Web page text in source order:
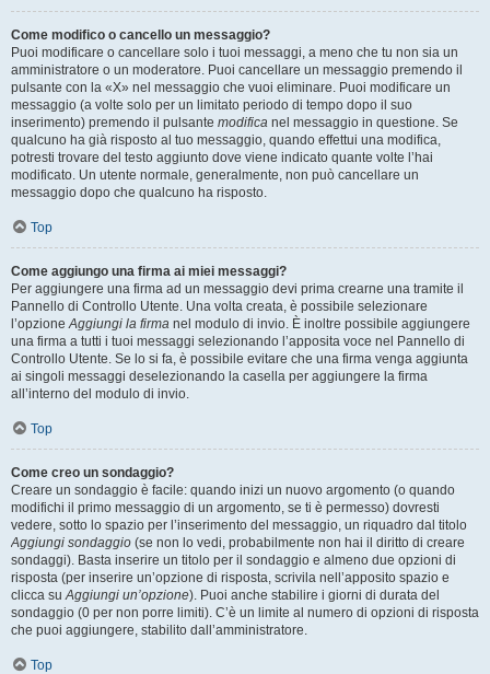
Come modifico o cancello un messaggio?
Puoi modificare o cancellare solo i tuoi messaggi, a meno che tu non sia un
amministratore o un moderatore. Puoi cancellare un messaggio premendo il
pulsante con la «X» nel messaggio che vuoi eliminare. Puoi modificare un
messaggio (a volte solo per un limitato periodo di tempo dopo il suo
inserimento) premendo il pulsante modifica nel messaggio in questione. Se
qualcuno ha già risposto al tuo messaggio, quando effettui una modifica,
potresti trovare del testo aggiunto dove viene indicato quante volte l’hai
modificato. Un utente normale, generalmente, non può cancellare un
messaggio dopo che qualcuno ha risposto.
Top
Come aggiungo una firma ai miei messaggi?
Per aggiungere una firma ad un messaggio devi prima crearne una tramite il
Pannello di Controllo Utente. Una volta creata, è possibile selezionare
l’opzioneAggiungi la firma nel modulo di invio. È inoltre possibile aggiungere
una firma a tutti i tuoi messaggi selezionando l’apposita voce nel Pannello di
Controllo Utente. Se lo si fa, è possibile evitare che una firma venga aggiunta
ai singoli messaggi deselezionando la casella per aggiungere la firma
all’interno del modulo di invio.
Top
Come creo un sondaggio?
Creare un sondaggio è facile: quando inizi un nuovo argomento (o quando
modifichi il primo messaggio di un argomento, se ti è permesso) dovresti
vedere, sotto lo spazio per l’inserimento del messaggio, un riquadro dal titolo
Aggiungi sondaggio (se non lo vedi, probabilmente non hai il diritto di creare
sondaggi). Basta inserire un titolo per il sondaggio e almeno due opzioni di
risposta (per inserire un’opzione di risposta, scrivila nell’apposito spazio e
clicca suAggiungi un’opzione). Puoi anche stabilire i giorni di durata del
sondaggio (0 per non porre limiti). C’è un limite al numero di opzioni di risposta
che puoi aggiungere, stabilito dall’amministratore.
Top